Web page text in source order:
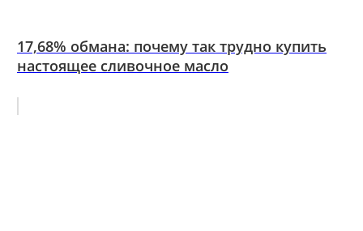
17,68% обмана: почему так трудно купить
настоящее сливочное масло